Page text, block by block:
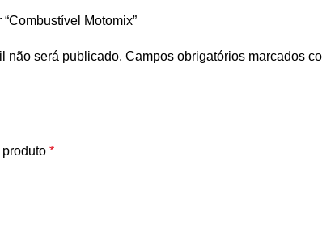
Motomix”
não será publicado. Campos obrigatórios marcados
*